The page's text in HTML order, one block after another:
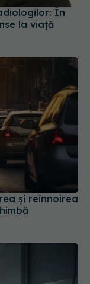
și reînnoirea